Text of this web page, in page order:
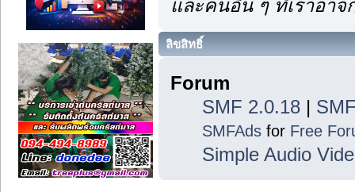
และคนอื่น ๆ ที่เราอา
ลิขสิทธิ์
Forum
SMF 2.0.18|
SMFAdsfor Free
Simple Audio